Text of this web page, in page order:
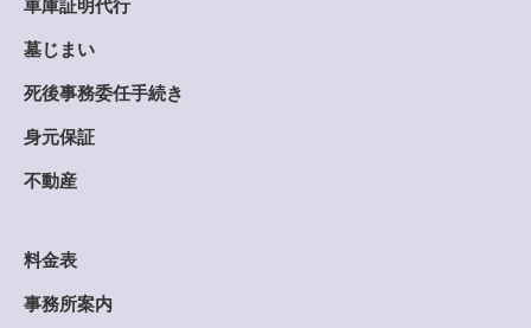
車庫証明代行
墓じまい
死後事務委任手続き
身元保証
不動産
料金表
事務所案内